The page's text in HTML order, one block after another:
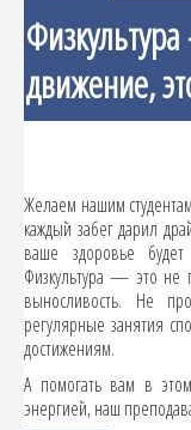
движение,
Желаем нашим
каждый забег дарил
ваше здоровье
Физкультура — это не
выносливость. Не
регулярные занятия
достижениям.
А помогать вам в
энергией, наш